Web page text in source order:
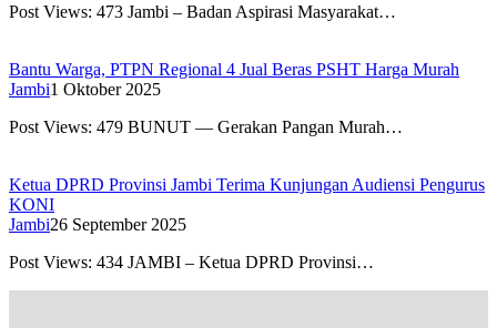
Post Views: 473 Jambi – Badan Aspirasi Masyarakat…
Bantu Warga, PTPN Regional 4 Jual Beras PSHT Harga Murah
Jambi1 Oktober 2025
Post Views: 479 BUNUT — Gerakan Pangan Murah…
Ketua DPRD Provinsi Jambi Terima Kunjungan Audiensi Pengurus
KONI
Jambi26 September 2025
Post Views: 434 JAMBI – Ketua DPRD Provinsi…